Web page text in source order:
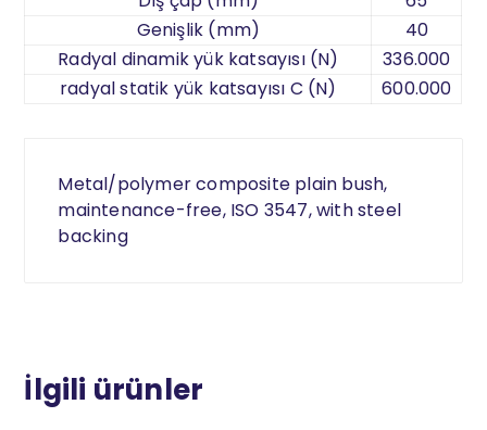
Genişlik (mm)
40
Radyal dinamik yük katsayısı (N)
336.000
radyal statik yük katsayısı C (N)
600.000
Metal/polymer composite plain bush,
maintenance-free, ISO 3547, with steel
backing
İlgili ürünler